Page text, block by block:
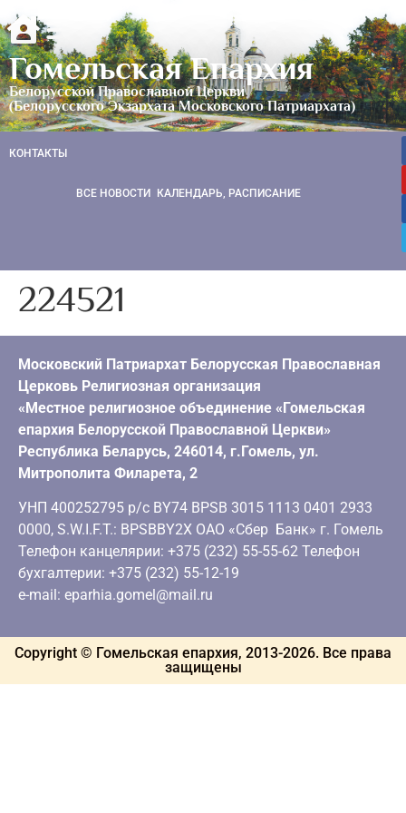
Гомельская Епархия
Белорусской Православной Церкви
(Белорусского Экзархата Московского Патриархата)
КОНТАКТЫ
ВСЕ НОВОСТИ КАЛЕНДАРЬ, РАСПИСАНИЕ
224521
Московский Патриархат Белорусская Православная
Церковь Религиозная организация
«Местное религиозное объединение «Гомельская
епархия Белорусской Православной Церкви»
Республика Беларусь, 246014, г.Гомель, ул.
Митрополита Филарета, 2
УНП 400252795 р/с BY74 BPSB 3015 1113 0401 2933
0000, S.W.I.F.T.: BPSBBY2X ОАО «Сбер Банк» г. Гомель
Телефон канцелярии: +375 (232) 55-55-62 Телефон
бухгалтерии: +375 (232) 55-12-19
e-mail: eparhia.gomel@mail.ru
Copyright © Гомельская епархия, 2013-2026. Все права
защищены